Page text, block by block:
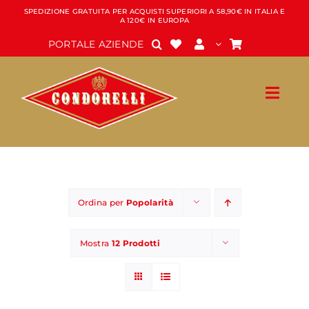
Salta
contenuto
SPEDIZIONE GRATUITA PER ACQUISTI SUPERIORI A 58,90€ IN ITALIA E
A 120€ IN EUROPA
PORTALE AZIENDE
Ordina per Popolarità
Mostra 12 Prodotti